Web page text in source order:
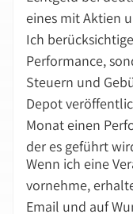
eines mit Aktien
Ich
Performance,
Steuern und
Depot
Monat einen
der es geführt
Wenn ich eine
vornehme,
Email und auf